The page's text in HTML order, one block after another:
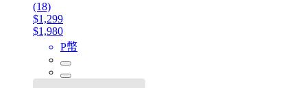
(18)
$1,299
$1,980
P幣